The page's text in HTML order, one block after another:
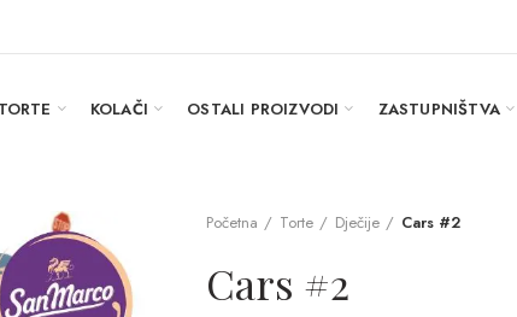
TORTE KOLAČI OSTALI PROIZVODI ZASTUPNIŠTVA
Početna Torte Dječije Cars #2
Cars #2